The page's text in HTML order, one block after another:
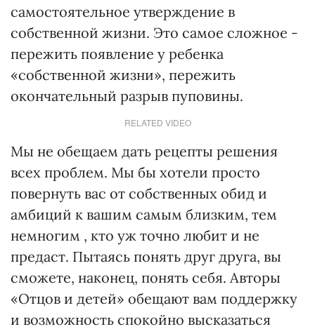
самостоятельное утверждение в
собственной жизни. Это самое сложное -
пережить появление у ребенка
«собственной жизни», пережить
окончательный разрыв пуповины.
RELATED VIDEO
Мы не обещаем дать рецепты решения
всех проблем. Мы бы хотели просто
повернуть вас от собственных обид и
амбиций к вашим самым близким, тем
немногим , кто уж точно любит и не
предаст. Пытаясь понять друг друга, вы
сможете, наконец, понять себя. Авторы
«Отцов и детей» обещают вам поддержку
и возможность спокойно высказаться